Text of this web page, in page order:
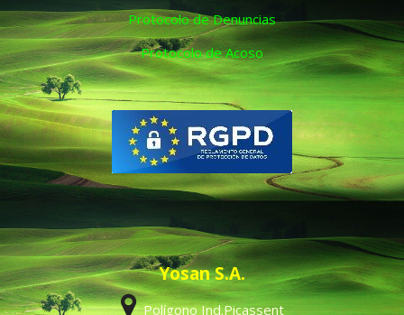
Protocolo de Denuncias
Protocolo de Acoso
Yosan S.A.
Polígono Ind.Picassent